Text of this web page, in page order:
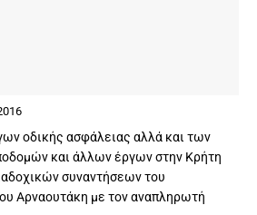
οδικής ασφάλειας αλλά και των
και άλλων έργων στην Κρήτη
συναντήσεων του
Αρναουτάκη με τον αναπληρωτή